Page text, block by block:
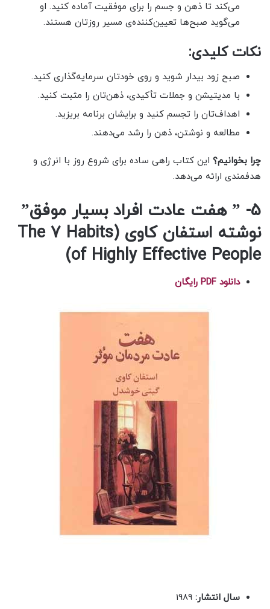
می‌کند تا ذهن و جسم را برای موفقیت آماده کنید. او
می‌گوید صبح‌ها تعیین‌کننده‌ی مسیر روزتان هستند.
نکات کلیدی:
صبح زود بیدار شوید و روی خودتان سرمایه‌گذاری کنید.
با مدیتیشن و جملات تأکیدی، ذهن‌تان را مثبت کنید.
اهداف‌تان را تجسم کنید و برایشان برنامه بریزید.
مطالعه و نوشتن، ذهن را رشد می‌دهند.
چرا بخوانیم؟ این کتاب راهی ساده برای شروع روز با انرژی و
هدفمندی ارائه می‌دهد.
5- ” هفت عادت افراد بسیار موفق”
نوشته استفان کاوی (The 7 Habits
of Highly Effective People)
دانلود PDF رایگان
سال انتشار: